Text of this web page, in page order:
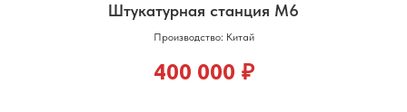
Штукатурная станция М6
Производство: Китай
400 000 ₽